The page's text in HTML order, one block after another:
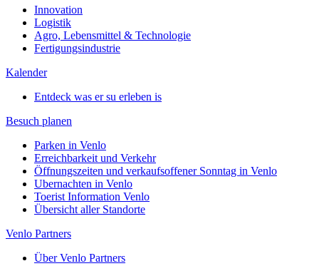
Innovation
Logistik
Agro, Lebensmittel & Technologie
Fertigungsindustrie
Kalender
Entdeck was er su erleben is
Besuch planen
Parken in Venlo
Erreichbarkeit und Verkehr
Öffnungszeiten und verkaufsoffener Sonntag in Venlo
Ubernachten in Venlo
Toerist Information Venlo
Übersicht aller Standorte
Venlo Partners
Über Venlo Partners